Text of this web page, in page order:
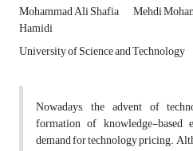
Mohammad Ali Shafia Mehdi
Hamidi
University of Science and Technology
Nowadays, the advent of
formation of knowledge-based
demand for technology pricing.